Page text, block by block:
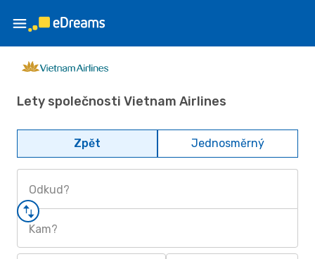
Lety společnosti Vietnam Airlines
Zpět Jednosměrný
Odkud?
Kam?